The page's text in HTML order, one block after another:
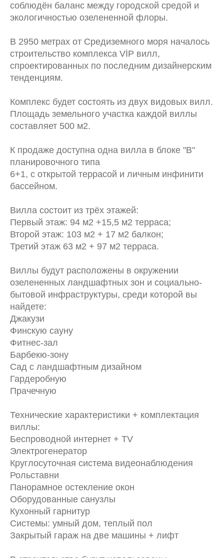
соблюдён баланс между городской средой и
экологичностью озелененной флоры.
В 2950 метрах от Средиземного моря началось
строительство комплекса VİP вилл,
спроектированных по последним дизайнерским
тенденциям.
Комплекс будет состоять из двух видовых вилл.
Площадь земельного участка каждой виллы
составляет 500 м2.
К продаже доступна одна вилла в блоке "В"
планировочного типа
6+1, с открытой террасой и личным инфинити
бассейном.
Вилла состоит из трёх этажей:
Первый этаж: 94 м2 +15,5 м2 терраса;
Второй этаж: 103 м2 + 17 м2 балкон;
Третий этаж 63 м2 + 97 м2 терраса.
Виллы будут расположены в окружении
озелененных ландшафтных зон и социально-
бытовой инфраструктуры, среди которой вы
найдете:
Джакузи
Финскую сауну
Фитнес-зал
Барбекю-зону
Сад с ландшафтным дизайном
Гардеробную
Прачечную
Технические характеристики + комплектация
виллы:
Беспроводной интернет + TV
Электрогенератор
Круглосуточная система видеонаблюдения
Рольставни
Панорамное остекление окон
Оборудованные санузлы
Кухонный гарнитур
Системы: умный дом, теплый пол
Закрытый гараж на две машины + лифт